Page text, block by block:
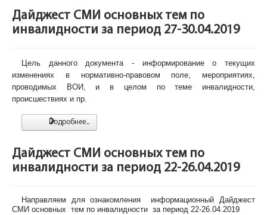
Дайджест СМИ основных тем по
инвалидности за период 27-30.04.2019
Цель данного документа - информирование о текущих
изменениях в нормативно-правовом поле, мероприятиях,
проводимых ВОИ, и в целом по теме инвалидности,
происшествиях и пр.
Подробнее...
Дайджест СМИ основных тем по
инвалидности за период 22-26.04.2019
Направляем для ознакомления информационный Дайджест
СМИ основных тем по инвалидности за период 22-26.04.2019